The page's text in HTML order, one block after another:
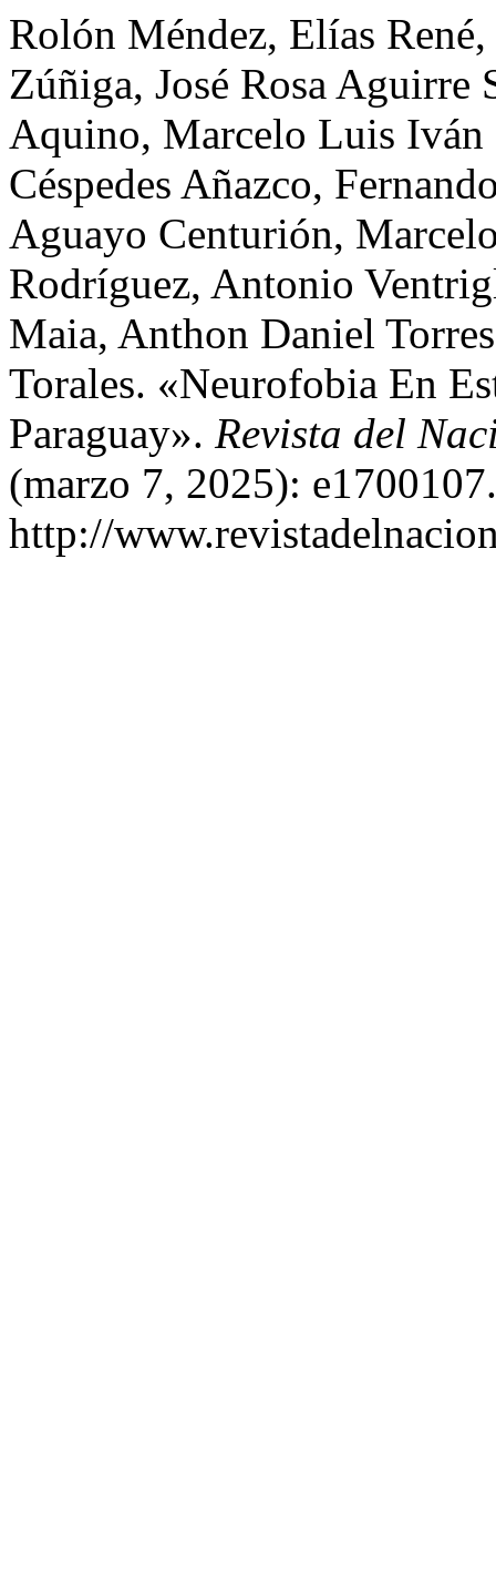
Rolón Méndez, Elías
Zúñiga, José Rosa Aguirre
Aquino, Marcelo Luis Iván
Céspedes Añazco,
Aguayo Centurión,
Rodríguez, Antonio
Maia, Anthon Daniel
Torales. «Neurofobia En
Paraguay». Revista del
(marzo 7, 2025):
http://